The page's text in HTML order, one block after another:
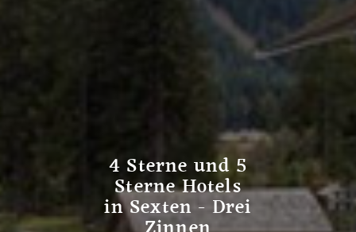
4 Sterne und 5
Sterne Hotels
in Sexten - Drei